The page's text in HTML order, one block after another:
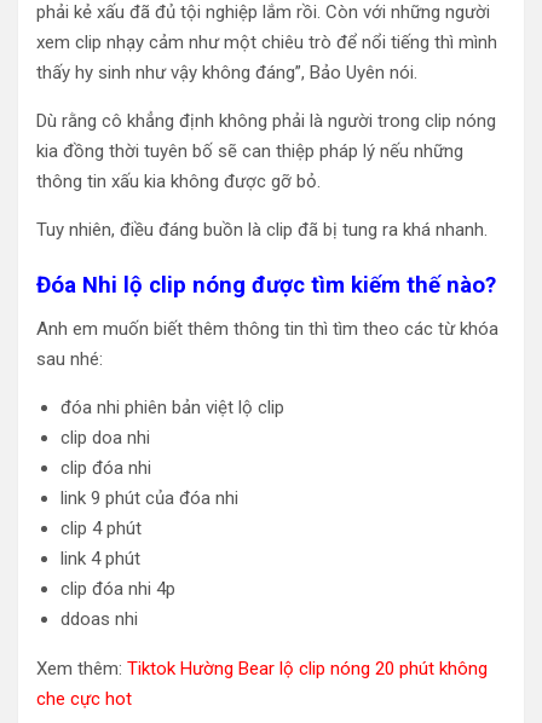
phải kẻ xấu đã đủ tội nghiệp lắm rồi. Còn với những người
xem clip nhạy cảm như một chiêu trò để nổi tiếng thì mình
thấy hy sinh như vậy không đáng”, Bảo Uyên nói.
Dù rằng cô khẳng định không phải là người trong clip nóng
kia đồng thời tuyên bố sẽ can thiệp pháp lý nếu những
thông tin xấu kia không được gỡ bỏ.
Tuy nhiên, điều đáng buồn là clip đã bị tung ra khá nhanh.
Đóa Nhi lộ clip nóng được tìm kiếm thế nào?
Anh em muốn biết thêm thông tin thì tìm theo các từ khóa
sau nhé:
đóa nhi phiên bản việt lộ clip
clip doa nhi
clip đóa nhi
link 9 phút của đóa nhi
clip 4 phút
link 4 phút
clip đóa nhi 4p
ddoas nhi
Xem thêm: Tiktok Hường Bear lộ clip nóng 20 phút không
che cực hot